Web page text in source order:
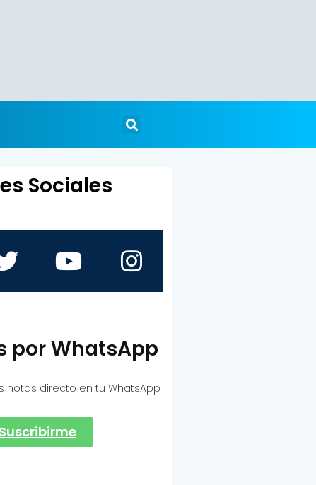
Sociales
por WhatsApp
notas directo en tu WhatsApp
Suscribirme